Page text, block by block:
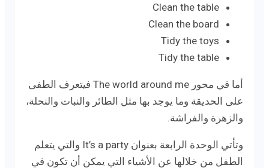
Clean the table
Clean the board
Tidy the toys
Tidy the table
أما في محور The world around me فيتعرف الطفى
على الحديقة وما يوجد بها مثل الطائر والنبات والنحلة،
والزهرة والفراشة.
وتأتي الوحدة الرابعة بعنوان It’s a party والتي يتعلم
الطفل من خلالها عن الأشياء التي يمكن أن تكون في